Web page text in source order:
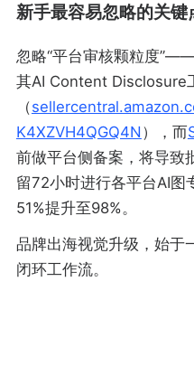
新手最容易忽略的关键
忽略“平台审核颗粒度
其AI Content Disclosure
（
K4XZVH4QGQ4N），而
前做平台侧备案，将导致
留72小时进行各平台AI图
51%提升至98%。
品牌出海视觉升级，始于
闭环工作流。